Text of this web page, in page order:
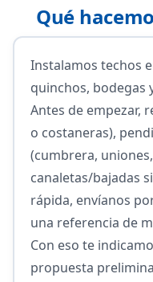
Qué
Instalamos techos
quinchos, bodegas
Antes de empezar,
o costaneras),
(cumbrera,
canaletas/bajadas
rápida, envíanos
una referencia de
Con eso te
propuesta